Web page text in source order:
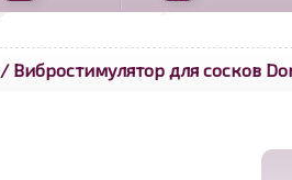
/ Вибростимулятор для сосков